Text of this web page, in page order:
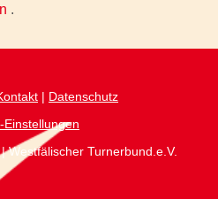
.
| Datenschutz
Einstellungen
Westfälischer Turnerbund.e.V.